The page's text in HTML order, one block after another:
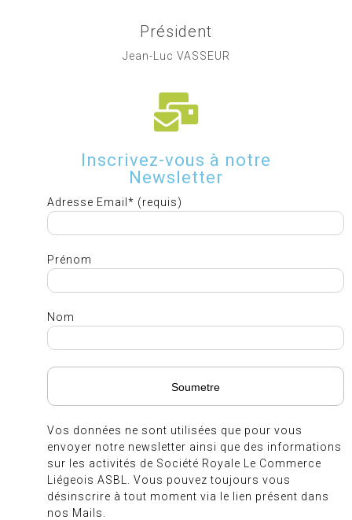
Président
Jean-Luc VASSEUR
Inscrivez-vous à notre
Newsletter
Adresse Email* (requis)
Prénom
Nom
Vos données ne sont utilisées que pour vous
envoyer notre newsletter ainsi que des informations
sur les activités de Société Royale Le Commerce
Liégeois ASBL. Vous pouvez toujours vous
désinscrire à tout moment via le lien présent dans
nos Mails.